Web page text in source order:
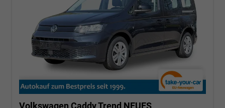
Volkswagen CaddyTrend NEUES